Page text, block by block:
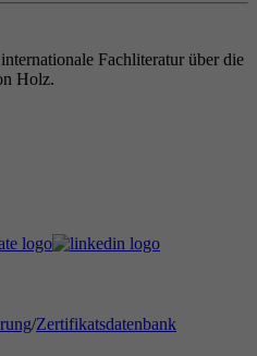
Fachliteratur über die
Holz.
/Zertifikatsdatenbank